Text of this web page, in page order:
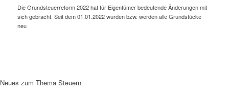
Die Grundsteuerreform 2022 hat für Eigentümer bedeutende Änderungen mit
sich gebracht. Seit dem 01.01.2022 wurden bzw. werden alle Grundstücke
neu
Neues zum Thema Steuern